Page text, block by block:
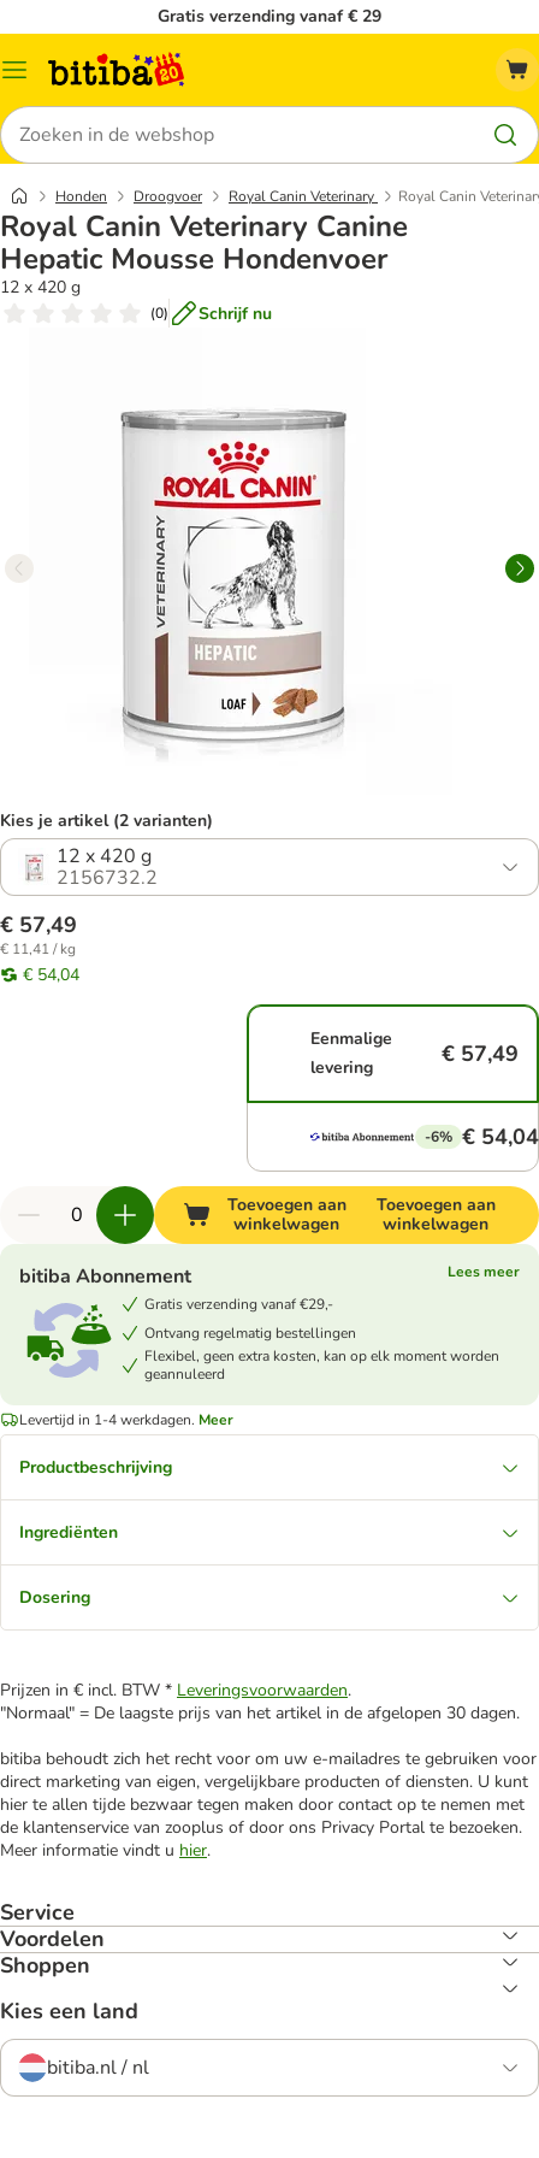
Gratis verzending vanaf € 29
Catalogusmenu
Zoeken
Honden Droogvoer Royal Canin Veterinary Royal Canin
Royal Canin Veterinary Canine
Hepatic Mousse Hondenvoer
12 x 420 g
(0) Schrijf nu
Kies je artikel (2 varianten)
12 x 420 g
2156732.2
€ 57,49
€ 11,41 / kg
€ 54,04
Eenmalige
levering
€ 57,49
-6% € 54,04
Toevoegen aan
winkelwagen
Toevoegen aan
winkelwagen
bitiba Abonnement
Lees meer
Gratis verzending vanaf €29,-
Ontvang regelmatig bestellingen
Flexibel, geen extra kosten, kan op elk moment worden
geannuleerd
Levertijd in 1-4 werkdagen. Meer
Productbeschrijving
Ingrediënten
Dosering
Prijzen in € incl. BTW * Leveringsvoorwaarden.
"Normaal" = De laagste prijs van het artikel in de afgelopen 30 dagen.
bitiba behoudt zich het recht voor om uw e-mailadres te gebruiken voor
direct marketing van eigen, vergelijkbare producten of diensten. U kunt
hier te allen tijde bezwaar tegen maken door contact op te nemen met
de klantenservice van zooplus of door ons Privacy Portal te bezoeken.
Meer informatie vindt u hier.
Service
Voordelen
Shoppen
Kies een land
bitiba.nl / nl